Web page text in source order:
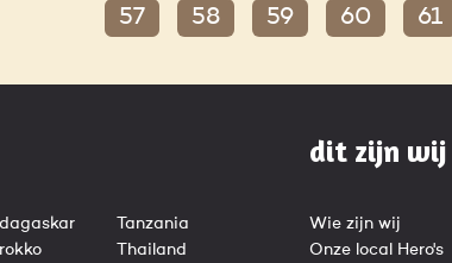
57
58 59 60 61
Tanzania
Thailand
dit zijn wij
Wie zijn wij
Onze local Hero's